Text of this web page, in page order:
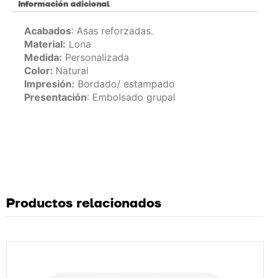
Información adicional
Acabados: Asas reforzadas.
Material: Lona
Medida: Personalizada
Color: Natural
Impresión: Bordado/ estampado
Presentación: Embolsado grupal
Productos relacionados